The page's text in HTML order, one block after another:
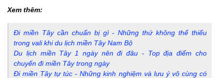
Xem thêm:
Đi miền Tây cần chuẩn bị gì - Những thứ không thể thiếu
trong vali khi du lịch miền Tây Nam Bộ
Du lịch miền Tây 1 ngày nên đi đâu - Top địa điểm cho
chuyến đi miền Tây trong ngày
Đi miền Tây tự túc - Những kinh nghiệm và lưu ý vô cùng có